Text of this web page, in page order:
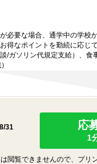
必要な場合、通学中の学校
得なポイントを勤続に応じ
/ガソリン代規定支給）、
31
応
1
閲覧できませんので、プリ